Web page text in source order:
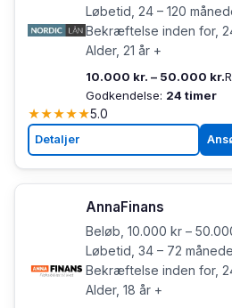
Løbetid, 24 – 120
Bekræftelse inden for,
Alder, 21 år +
10.000 kr. – 50.000 kr.
Godkendelse: 24 timer
★★★★★5.0
Detaljer
AnnaFinans
Beløb, 10.000 kr –
Løbetid, 34 – 72
Bekræftelse inden for,
Alder, 18 år +